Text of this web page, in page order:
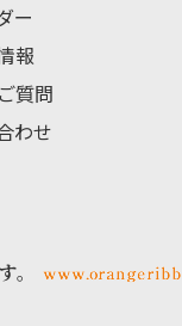
ー
報
質問
わせ
。